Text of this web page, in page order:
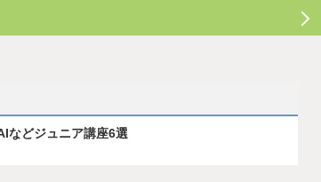
などジュニア講座6選